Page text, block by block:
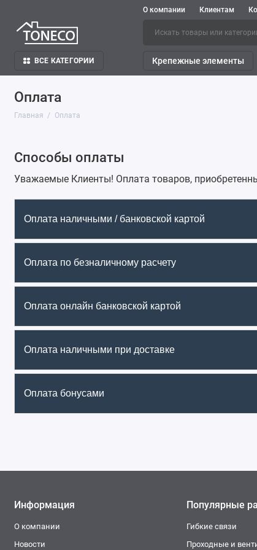
О компании Клиентам
ВСЕ КАТЕГОРИИ Крепежные элементы
Оплата
Главная Оплата
Способы оплаты
Уважаемые Клиенты! Оплата товаров,
Оплата наличными / банковской картой
Оплата по безналичному расчету
Оплата онлайн банковской картой
Оплата наличными при доставке
Оплата бонусами
Информация
О компании
Новости
Популярные
Гибкие связи
Проходные и